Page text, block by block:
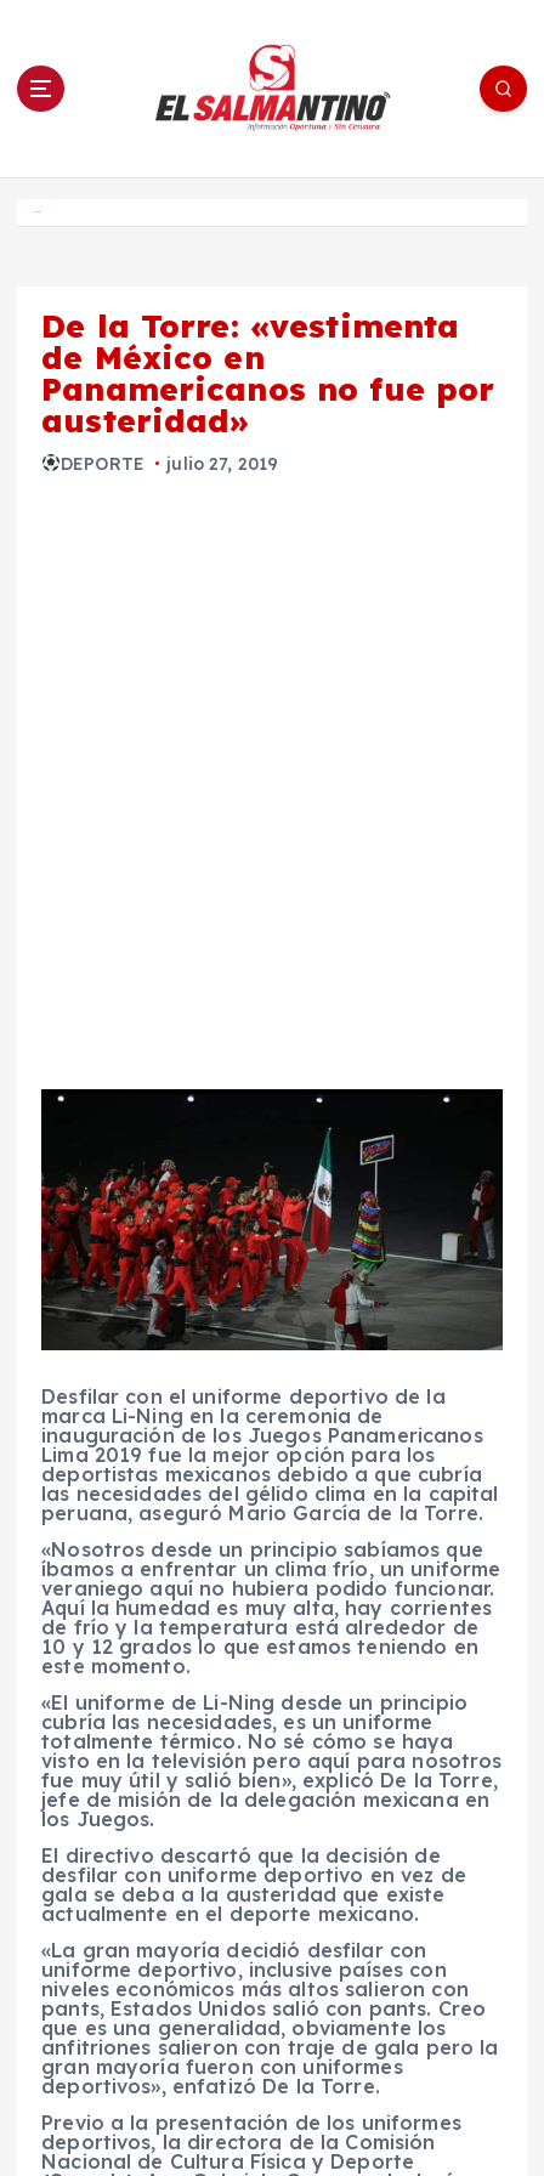
n El Salmantino - medios/noticias/editorial
De la Torre: «vestimenta
de México en
Panamericanos no fue por
austeridad»
DEPORTE julio 27, 2019
Desfilar con el uniforme deportivo de la
marca Li-Ning en la ceremonia de
inauguración de los Juegos Panamericanos
Lima 2019 fue la mejor opción para los
deportistas mexicanos debido a que cubría
las necesidades del gélido clima en la capital
peruana, aseguró Mario García de la Torre.
«Nosotros desde un principio sabíamos que
íbamos a enfrentar un clima frío, un uniforme
veraniego aquí no hubiera podido funcionar.
Aquí la humedad es muy alta, hay corrientes
de frío y la temperatura está alrededor de
10 y 12 grados lo que estamos teniendo en
este momento.
«El uniforme de Li-Ning desde un principio
cubría las necesidades, es un uniforme
totalmente térmico. No sé cómo se haya
visto en la televisión pero aquí para nosotros
fue muy útil y salió bien», explicó De la Torre,
jefe de misión de la delegación mexicana en
los Juegos.
El directivo descartó que la decisión de
desfilar con uniforme deportivo en vez de
gala se deba a la austeridad que existe
actualmente en el deporte mexicano.
«La gran mayoría decidió desfilar con
uniforme deportivo, inclusive países con
niveles económicos más altos salieron con
pants, Estados Unidos salió con pants. Creo
que es una generalidad, obviamente los
anfitriones salieron con traje de gala pero la
gran mayoría fueron con uniformes
deportivos», enfatizó De la Torre.
Previo a la presentación de los uniformes
deportivos, la directora de la Comisión
Nacional de Cultura Física y Deporte